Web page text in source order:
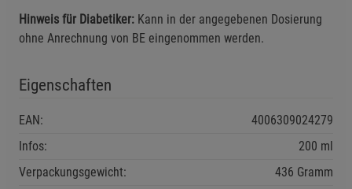
Hinweis für Diabetiker: Kann in der angegebenen Dosierung
ohne Anrechnung von BE eingenommen werden.
Eigenschaften
EAN:
4006309024279
Infos:
200 ml
Verpackungsgewicht:
436 Gramm
Cookie-Informationenanzeigen